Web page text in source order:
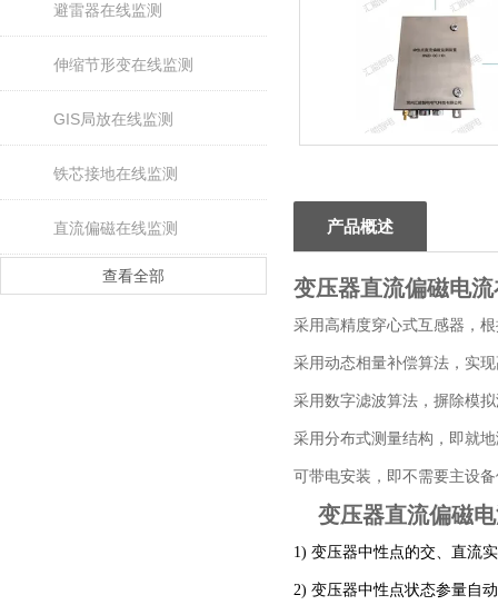
避雷器在线监测
伸缩节形变在线监测
GIS局放在线监测
铁芯接地在线监测
直流偏磁在线监测
查看全部
产品概述
变压器直流偏磁电
采用高精度穿心式互感器，
采用动态相量补偿算法，实
采用数字滤波算法，摒除模
采用分布式测量结构，即就
可带电安装，即不需要主设
变压器直流偏磁
1) 变压器中性点的交、直流
2) 变压器中性点状态参量自